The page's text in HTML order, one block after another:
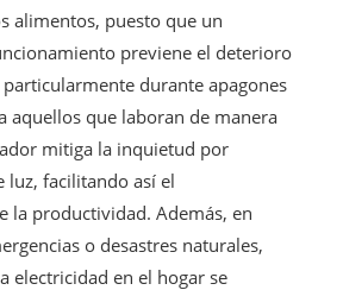
alimentos, puesto que un
previene el deterioro
durante apagones
aquellos que laboran de manera
mitiga la inquietud por
luz, facilitando así el
la productividad. Además, en
o desastres naturales,
electricidad en el hogar se